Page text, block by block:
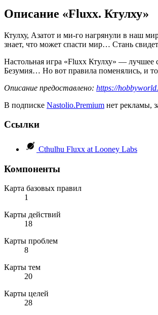
Описание «Fluxx. Ктулху»
Ктулху, Азатот и ми-го нагрянули в наш
знает, что может спасти мир… Стань
Настольная игра «Fluxx Ктулху» — лучшее
Безумия… Но вот правила поменялись, и
Описание предоставлено: https://
В подписке Nastolio.Premium нет рекламы,
Ссылки
Cthulhu Fluxx at Looney Labs
Компоненты
Карта базовых правил
1
Карты действий
18
Карты проблем
8
Карты тем
20
Карты целей
28